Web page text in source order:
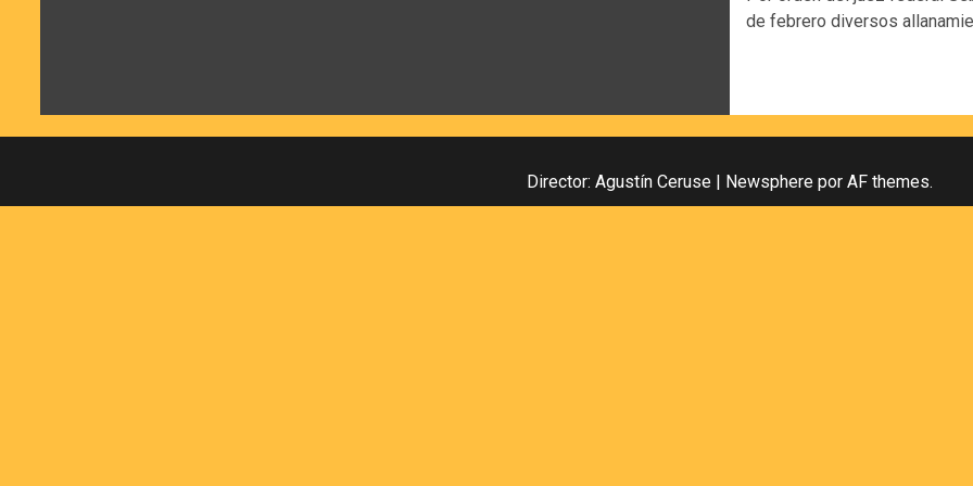
de febrero diversos
Director: Agustín Ceruse | Newsphere por AF themes.